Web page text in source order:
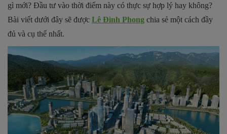
gì mới? Đầu tư vào thời điểm này có thực sự hợp lý hay không?
Bài viết dưới đây sẽ được Lê Đình Phong chia sẻ một cách đầy
đủ và cụ thể nhất.